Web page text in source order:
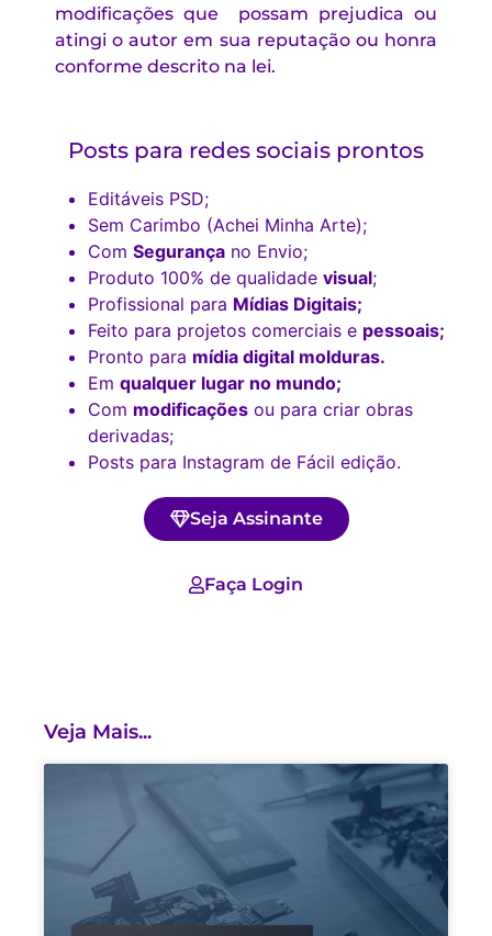
modificações que possam prejudica ou
atingi o autor em sua reputação ou honra
conforme descrito na lei.
Posts para redes sociais prontos
Editáveis PSD;
Sem Carimbo (Achei Minha Arte);
Com Segurança no Envio;
Produto 100% de qualidade visual;
Profissional para Mídias Digitais;
Feito para projetos comerciais e pessoais;
Pronto para mídia digital molduras.
Em qualquer lugar no mundo;
Com modificações ou para criar obras
derivadas;
Posts para Instagram de Fácil edição.
Seja Assinante
Faça Login
Veja Mais...